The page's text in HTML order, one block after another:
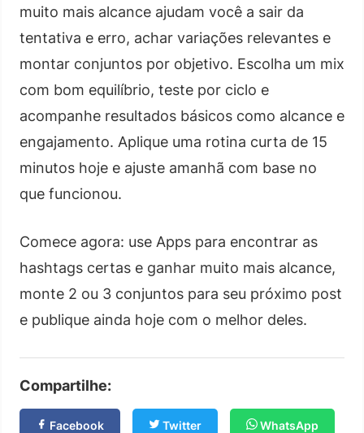
muito mais alcance ajudam você a sair da
tentativa e erro, achar variações relevantes e
montar conjuntos por objetivo. Escolha um mix
com bom equilíbrio, teste por ciclo e
acompanhe resultados básicos como alcance e
engajamento. Aplique uma rotina curta de 15
minutos hoje e ajuste amanhã com base no
que funcionou.
Comece agora: use Apps para encontrar as
hashtags certas e ganhar muito mais alcance,
monte 2 ou 3 conjuntos para seu próximo post
e publique ainda hoje com o melhor deles.
Compartilhe:
Facebook Twitter WhatsApp